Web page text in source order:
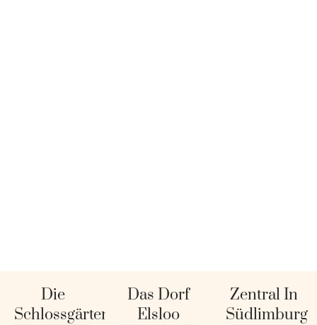
Die
Schlossgärten
Das Dorf
Elsloo
Zentral In
Südlimburg